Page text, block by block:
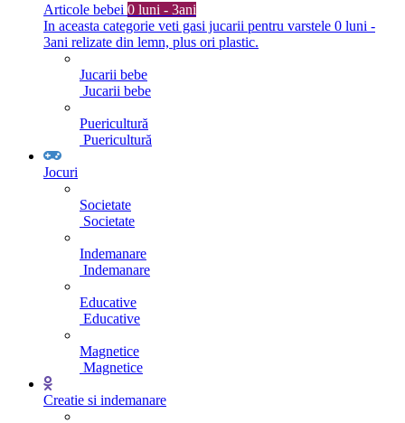
Articole bebei 0 luni - 3ani
In aceasta categorie veti gasi jucarii pentru varstele 0 luni -
3ani relizate din lemn, plus ori plastic.
Jucarii bebe
Jucarii bebe
Puericultură
Puericultură
Jocuri
Societate
Societate
Indemanare
Indemanare
Educative
Educative
Magnetice
Magnetice
Creatie si indemanare